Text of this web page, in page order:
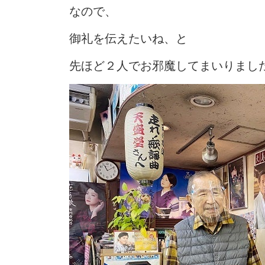
なので、
御礼を伝えたいね、と
先ほど２人でお邪魔してまいりまし